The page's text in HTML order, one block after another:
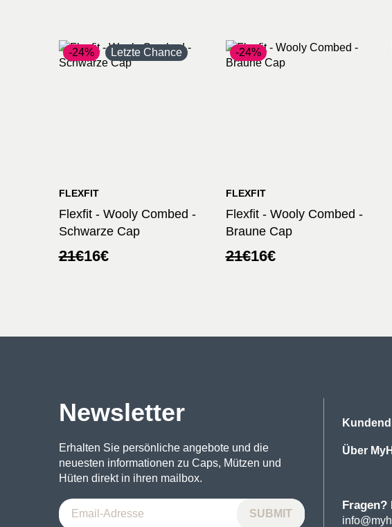
-24% Letzte Chance
FLEXFIT
Flexfit - Wooly Combed -
Schwarze Cap
21€
Ursprünglicher
16€
Aktueller
-24%
FLEXFIT
Flexfit - Wooly Combed -
Braune Cap
21€
Ursprünglicher
16€
Aktueller
Newsletter
Erhalten Sie persönliche angebote und die
neuesten informationen zu Caps, Mützen und
Hüten direkt in ihren mailbox.
Über
Fragen?